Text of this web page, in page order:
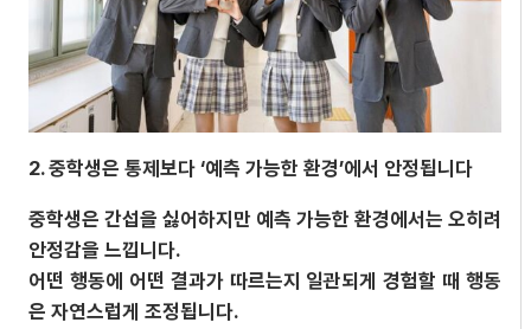
2. 중학생은 통제보다 ‘예측 가능한 환경’에서 안정됩니다
중학생은 간섭을 싫어하지만 예측 가능한 환경에서는 오히려
안정감을 느낍니다.
어떤 행동에 어떤 결과가 따르는지 일관되게 경험할 때 행동
은 자연스럽게 조정됩니다.